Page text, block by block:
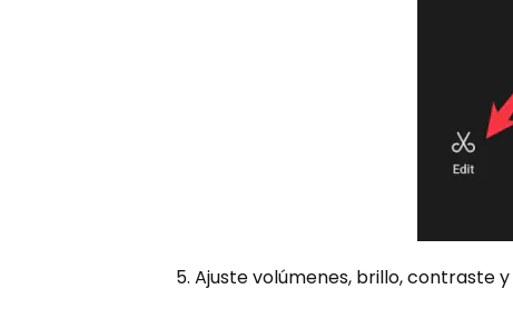
5. Ajuste volúmenes, brillo, contraste